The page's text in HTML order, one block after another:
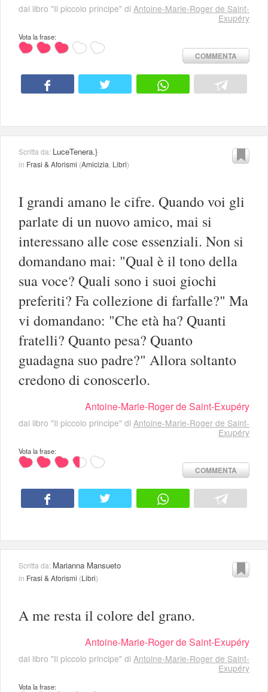
dal libro "Il piccolo principe" di Antoine-Marie-Roger de Saint-
Exupéry
Vota la frase:
COMMENTA
Scritta da: LuceTenera.}
in Frasi & Aforismi (Amicizia Libri)
I grandi amano le cifre. Quando voi gli
parlate di un nuovo amico, mai si
interessano alle cose essenziali. Non si
domandano mai: "Qual è il tono della
sua voce? Quali sono i suoi giochi
preferiti? Fa collezione di farfalle?" Ma
vi domandano: "Che età ha? Quanti
fratelli? Quanto pesa? Quanto
guadagna suo padre?" Allora soltanto
credono di conoscerlo.
Antoine-Marie-Roger de Saint-Exupéry
dal libro "Il piccolo principe" di Antoine-Marie-Roger de Saint-
Exupéry
Vota la frase:
COMMENTA
Scritta da: Marianna Mansueto
in Frasi & Aforismi (Libri)
A me resta il colore del grano.
Antoine-Marie-Roger de Saint-Exupéry
dal libro "Il piccolo principe" di Antoine-Marie-Roger de Saint-
Exupéry
Vota la frase: